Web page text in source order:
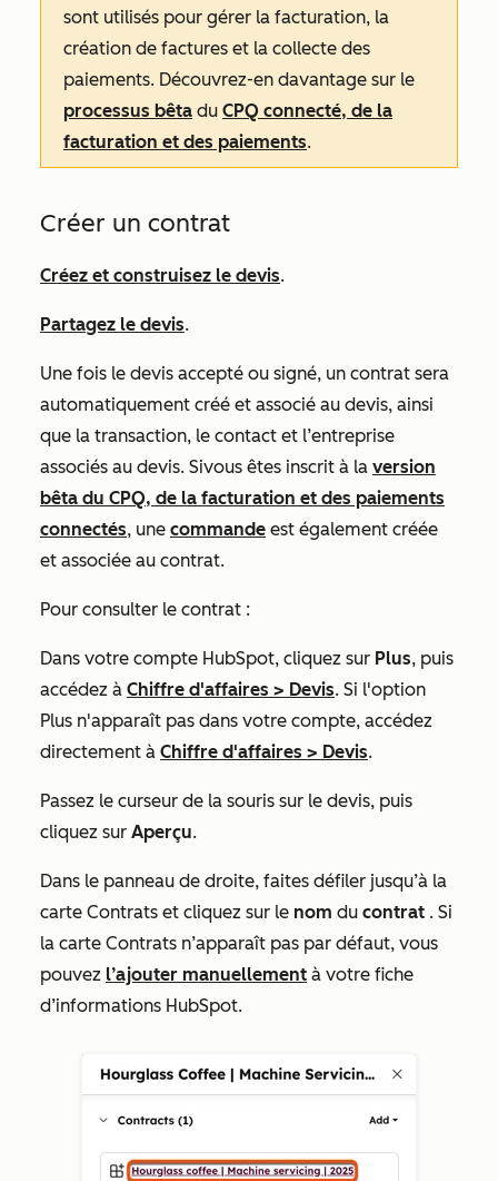
sont utilisés pour gérer la facturation, la
création de factures et la collecte des
paiements. Découvrez-en davantage sur le
processus bêta du CPQ connecté, de la
facturation et des paiements.
Créer un contrat
Créez et construisez le devis.
Partagez le devis.
Une fois le devis accepté ou signé, un contrat sera
automatiquement créé et associé au devis, ainsi
que la transaction, le contact et l’entreprise
associés au devis. Sivous êtes inscrit à la version
bêta du CPQ, de la facturation et des paiements
connectés, une commande est également créée
et associée au contrat.
Pour consulter le contrat :
Dans votre compte HubSpot, cliquez sur Plus, puis
accédez à Chiffre d'affaires > Devis. Si l'option
Plus n'apparaît pas dans votre compte, accédez
directement à Chiffre d'affaires > Devis.
Passez le curseur de la souris sur le devis, puis
cliquez sur Aperçu.
Dans le panneau de droite, faites défiler jusqu’à la
carte Contrats et cliquez sur le nom du contrat . Si
la carte Contrats n’apparaît pas par défaut, vous
pouvez l’ajouter manuellement à votre fiche
d’informations HubSpot.